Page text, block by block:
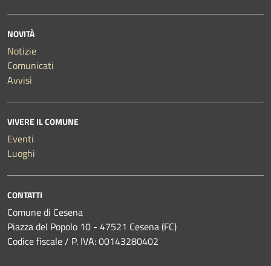
NOVITÀ
Notizie
Comunicati
Avvisi
VIVERE IL COMUNE
Eventi
Luoghi
CONTATTI
Comune di Cesena
Piazza del Popolo 10 - 47521 Cesena (FC)
Codice fiscale / P. IVA: 00143280402